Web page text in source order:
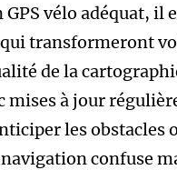
vélo adéquat, il
transformeront
de la
mises à jour
les obstacles
confuse